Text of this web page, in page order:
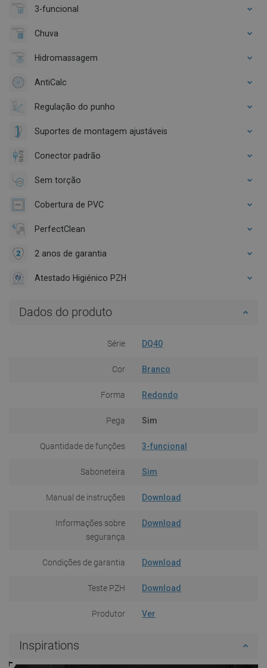
3-funcional
Chuva
Hidromassagem
AntiCalc
Regulação do punho
Suportes de montagem ajustáveis
Conector padrão
Sem torção
Cobertura de PVC
PerfectClean
2 anos de garantia
Atestado Higiénico PZH
Dados do produto
Série DQ40
Cor Branco
Forma Redondo
Pega Sim
Quantidade de funções 3-funcional
Saboneteira Sim
Manual de instruções Download
Informações sobre
segurança
Download
Condições de garantia Download
Teste PZH Download
Produtor Ver
Inspirations